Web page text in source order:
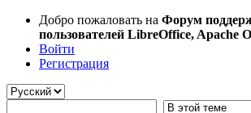
Добро пожаловать на Форум
пользователей LibreOffice, Apache
Войти
Регистрация